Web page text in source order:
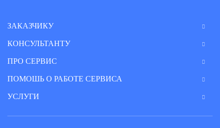
дорогие. Быстро решить эту задачу поможет наш
помощь онлайн. В этом его разделе вы легко
найдете юриста или адвоката в Ровно и области,
B2B Consult: юридические
ЗАКАЗЧИКУ
КОНСУЛЬТАНТУ
ПРО СЕРВИС
ПОМОШЬ О РАБОТЕ СЕРВИСА
УСЛУГИ